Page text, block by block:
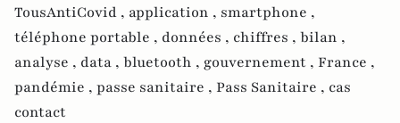
TousAntiCovid , application , smartphone ,
téléphone portable , données , chiffres , bilan ,
analyse , data , bluetooth , gouvernement , France ,
pandémie , passe sanitaire , Pass Sanitaire , cas
contact